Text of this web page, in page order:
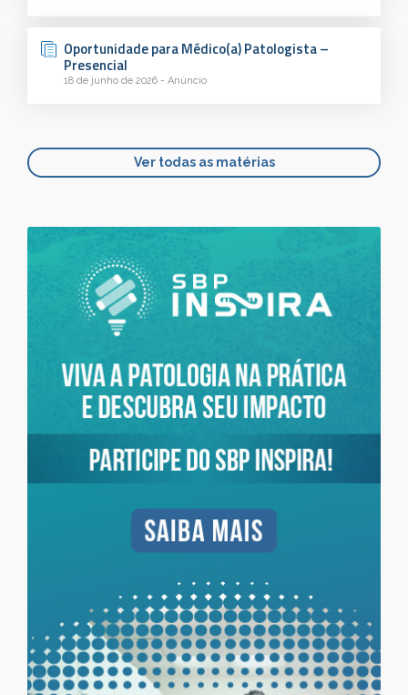
Oportunidade para Médico(a) Patologista –
Presencial
18 de junho de 2026 - Anúncio
Ver todas as matérias